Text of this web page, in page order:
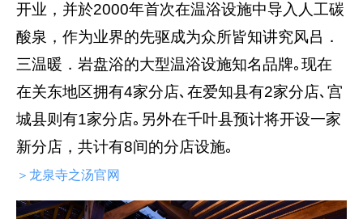
开业，并於2000年首次在温浴设施中导入人工碳
酸泉，作为业界的先驱成为众所皆知讲究风吕．
三温暖．岩盘浴的大型温浴设施知名品牌｡现在
在关东地区拥有4家分店､在爱知县有2家分店､宫
城县则有1家分店｡另外在千叶县预计将开设一家
新分店，共计有8间的分店设施｡
＞龙泉寺之汤官网